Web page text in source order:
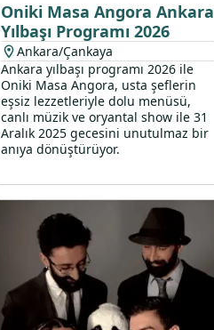
Oniki Masa Angora Ankara
Yılbaşı Programı 2026
Ankara/Çankaya
Ankara yılbaşı programı 2026 ile
Oniki Masa Angora, usta şeflerin
eşsiz lezzetleriyle dolu menüsü,
canlı müzik ve oryantal show ile 31
Aralık 2025 gecesini unutulmaz bir
anıya dönüştürüyor.